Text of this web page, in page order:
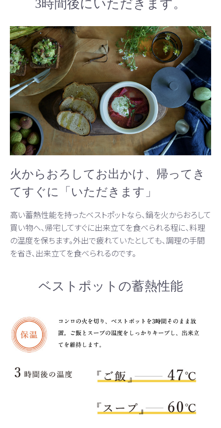
3時間後にいただきます。
火からおろしてお出かけ、帰ってき
てすぐに「いただきます」
高い蓄熱性能を持ったベストポットなら、鍋を火からおろして
買い物へ、帰宅してすぐに出来立てを食べられる程に、料理
の温度を保ちます。外出で疲れていたとしても、調理の手間
を省き、出来立てを食べられるのです。
ベストポットの蓄熱性能